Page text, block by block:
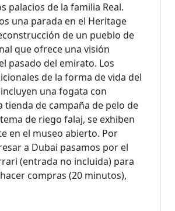
palacios de la familia Real.
una parada en el Heritage
de un pueblo de
que ofrece una visión
pasado del emirato. Los
de la forma de vida del
una fogata con
tienda de campaña de pelo de
de riego falaj, se exhiben
en el museo abierto. Por
a Dubai pasamos por el
(entrada no incluida) para
compras (20 minutos),